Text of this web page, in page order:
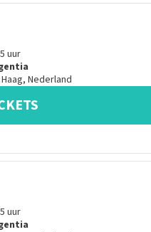
uur
, Nederland
uur